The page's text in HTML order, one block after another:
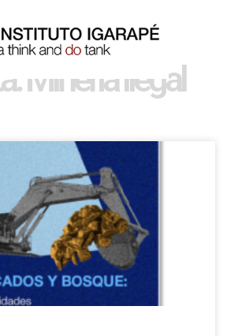
Minería ilegal